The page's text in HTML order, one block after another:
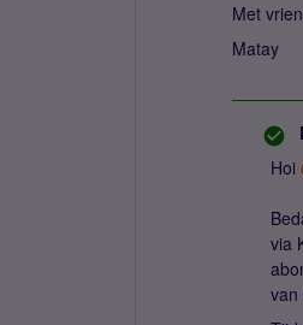
Met
Matay
Hoi ​
via
van